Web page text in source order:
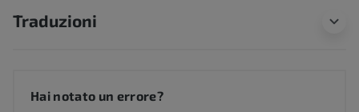
Traduzioni
Hai notato un errore?